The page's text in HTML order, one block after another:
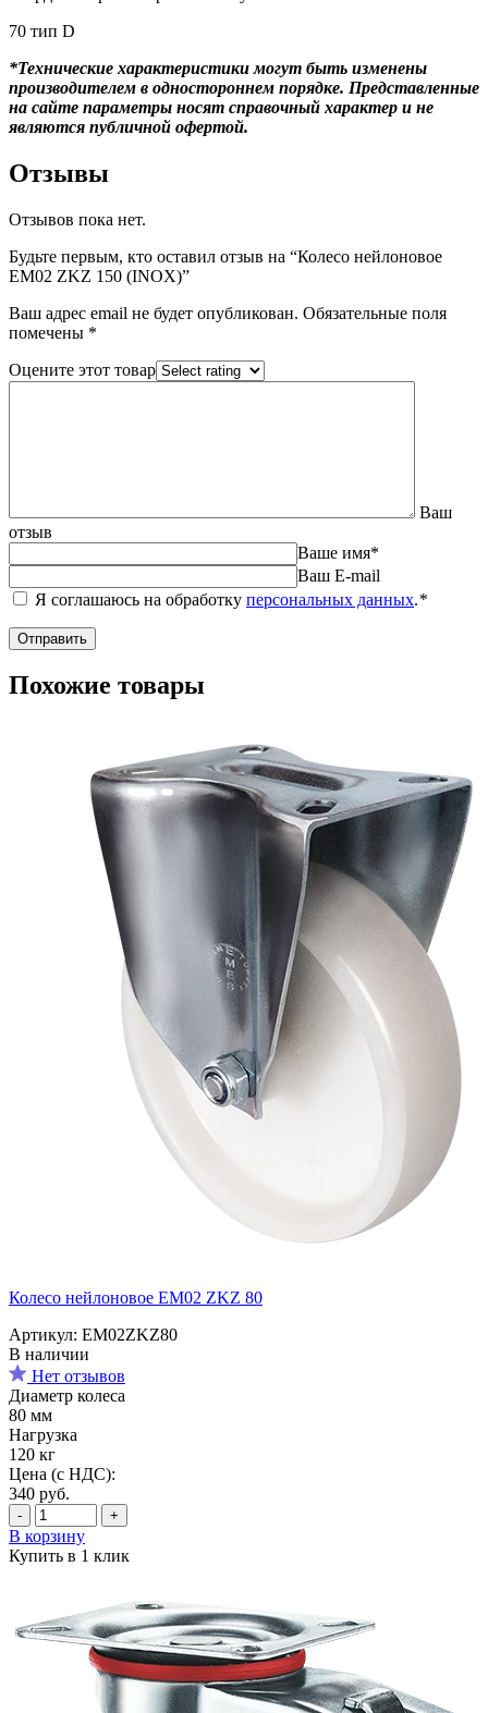
70 тип D
*Технические характеристики могут быть изменены
производителем в одностороннем порядке. Представленные
на сайте параметры носят справочный характер и не
являются публичной офертой.
Отзывы
Отзывов пока нет.
Будьте первым, кто оставил отзыв на “Колесо нейлоновое
EM02 ZKZ 150 (INOX)”
Ваш адрес email не будет опубликован. Обязательные поля
помечены *
Оцените этот товар
Ваш
отзыв
Ваше имя*
Ваш E-mail
Я соглашаюсь на обработку персональных данных.*
Похожие товары
Колесо нейлоновое EM02 ZKZ 80
Артикул: EM02ZKZ80
В наличии
Нет отзывов
Диаметр колеса
80 мм
Нагрузка
120 кг
Цена (с НДС):
340 руб.
- +
В корзину
Купить в 1 клик